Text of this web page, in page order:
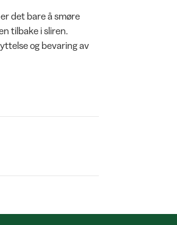
det bare å smøre
tilbake i sliren.
og bevaring av